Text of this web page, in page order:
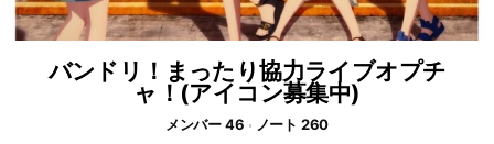
バンドリ！まったり協力ライブオプチ
ャ！(アイコン募集中)
メンバー 46
ノート 260